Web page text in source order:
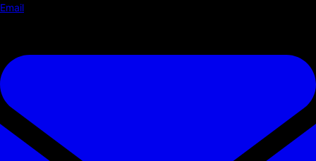
Email